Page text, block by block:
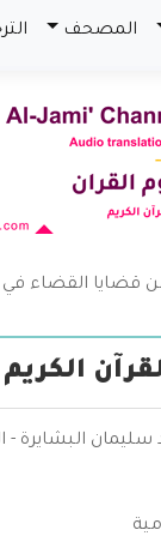
المصحف
قضايا القضاء في
الكريم
البشايرة -